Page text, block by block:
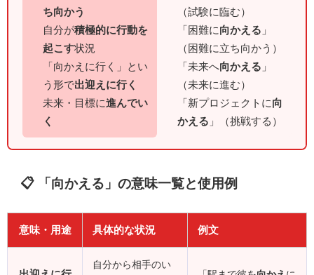
ち向かう
自分が積極的に行動を
起こす状況
「向かえに行く」とい
う形で出迎えに行く
未来・目標に進んでい
く
（試験に臨む）
「困難に 向かえる 」
（困難に立ち向かう）
「未来へ向かえる 」
（未来に進む）
「新プロジェクトに 向
かえる 」（挑戦する）
📋 「向かえる」の意味一覧と使用例
意味・用途 具体的な状況 例文
自分から相手のい